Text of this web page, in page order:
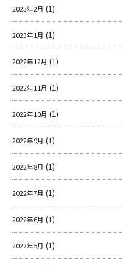
2023年2月 (1)
2023年1月 (1)
2022年12月 (1)
2022年11月 (1)
2022年10月 (1)
2022年9月 (1)
2022年8月 (1)
2022年7月 (1)
2022年6月 (1)
2022年5月 (1)